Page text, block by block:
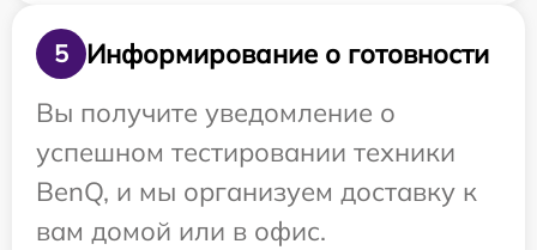
5
Информирование о готовности
Вы получите уведомление о
успешном тестировании техники
BenQ, и мы организуем доставку к
вам домой или в офис.